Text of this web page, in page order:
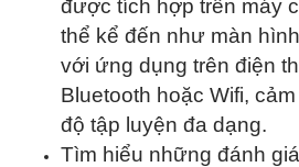
được tích hợp trên máy
thể kể đến như màn
với ứng dụng trên điện
Bluetooth hoặc Wifi,
độ tập luyện đa dạng.
Tìm hiểu những đánh